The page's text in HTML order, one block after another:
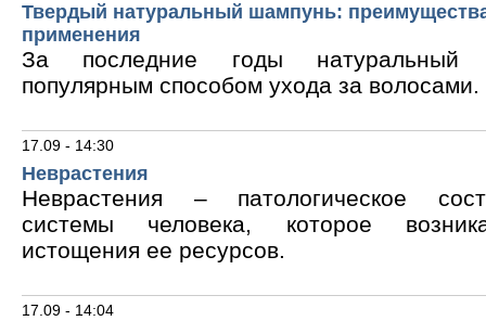
Твердый натуральный шампунь:
применения
За последние годы натуральный
популярным способом ухода за волосами.
17.09 - 14:30
Неврастения
Неврастения – патологическое
системы человека, которое
истощения ее ресурсов.
17.09 - 14:04